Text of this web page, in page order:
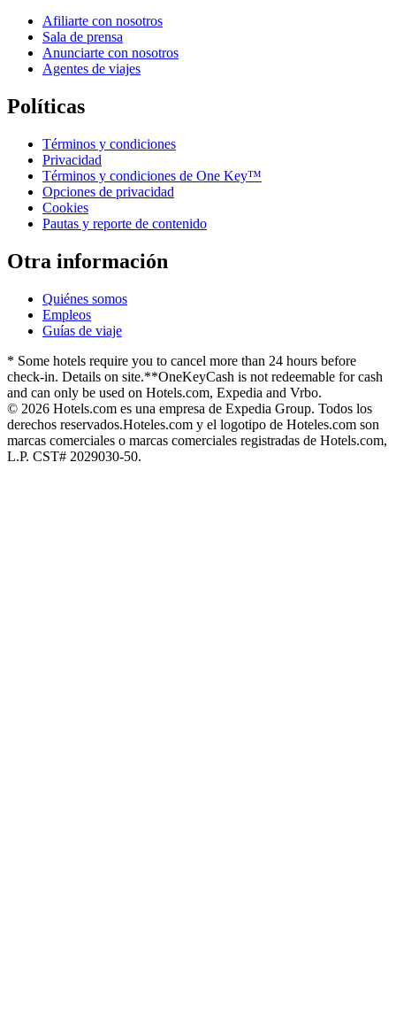
Afiliarte con nosotros
Sala de prensa
Anunciarte con nosotros
Agentes de viajes
Políticas
Términos y condiciones
Privacidad
Términos y condiciones de One Key™
Opciones de privacidad
Cookies
Pautas y reporte de contenido
Otra información
Quiénes somos
Empleos
Guías de viaje
* Some hotels require you to cancel more than 24 hours before
check-in. Details on site.**OneKeyCash is not redeemable for cash
and can only be used on Hotels.com, Expedia and Vrbo.
© 2026 Hotels.com es una empresa de Expedia Group. Todos los
derechos reservados.Hoteles.com y el logotipo de Hoteles.com son
marcas comerciales o marcas comerciales registradas de Hotels.com,
L.P. CST# 2029030-50.